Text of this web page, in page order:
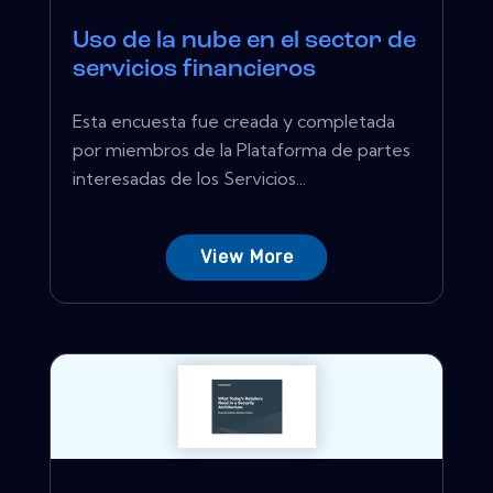
Uso de la nube en el sector de
servicios financieros
Esta encuesta fue creada y completada
por miembros de la Plataforma de partes
interesadas de los Servicios...
View More